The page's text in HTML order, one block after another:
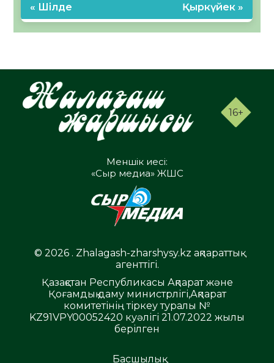
« Шілде Қыркүйек »
16+
Меншік иесі:
«Сыр медиа» ЖШС
© 2026 . Zhalagash-zharshysy.kz ақпараттық
агенттігі.
Қазақстан Республикасы Ақпарат және
Қоғамдық даму министрлігі,Ақпарат
комитетінің тіркеу туралы №
KZ91VPY00052420 куәлігі 21.07.2022 жылы
берілген
Басшылық